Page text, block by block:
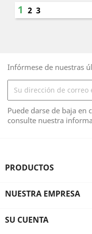
1 2 3
Infórmese de nuestras
Puede darse de baja en
consulte nuestra
PRODUCTOS
NUESTRA EMPRESA
SU CUENTA